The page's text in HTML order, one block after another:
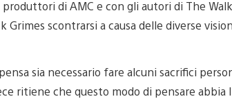
di AMC e con gli autori di The
Grimes scontrarsi a causa delle diverse
sia necessario fare alcuni sacrifici
ritiene che questo modo di pensare